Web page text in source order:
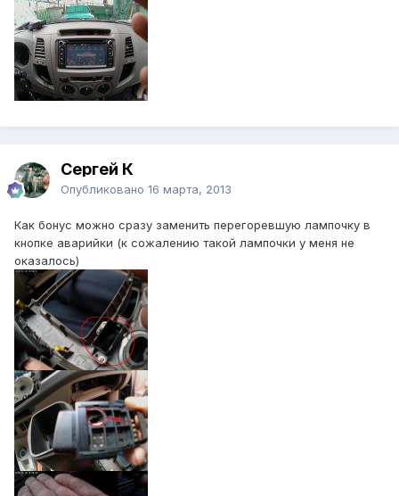
Сергей К
Опубликовано 16 марта, 2013
Как бонус можно сразу заменить перегоревшую лампочку в
кнопке аварийки (к сожалению такой лампочки у меня не
оказалось)